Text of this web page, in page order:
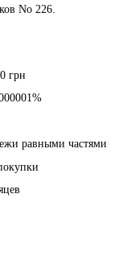
No 226.
грн
равными частями